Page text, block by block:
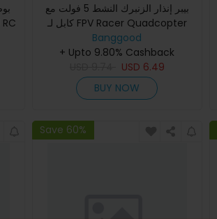
بيبر إنذار الزنبرك النشط 5 فولت مع
كابل لـ FPV Racer Quadcopter
Drone DIY
Banggood
+ Upto 9.80% Cashback
USD 6.49
BUY NOW
Save 60%